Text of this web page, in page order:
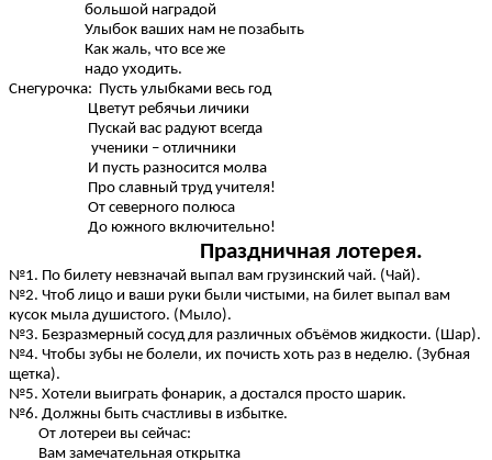
большой наградой
Улыбок ваших нам не позабыть
Как жаль, что все же
надо уходить.
Снегурочка: Пусть улыбками весь год
Цветут ребячьи личики
Пускай вас радуют всегда
ученики – отличники
И пусть разносится молва
Про славный труд учителя!
От северного полюса
До южного включительно!
Праздничная лотерея.
№1. По билету невзначай выпал вам грузинский чай. (Чай).
№2. Чтоб лицо и ваши руки были чистыми, на билет выпал вам
кусок мыла душистого. (Мыло).
№3. Безразмерный сосуд для различных объёмов жидкости. (Шар).
№4. Чтобы зубы не болели, их почисть хоть раз в неделю. (Зубная
щетка).
№5. Хотели выиграть фонарик, а достался просто шарик.
№6. Должны быть счастливы в избытке.
От лотереи вы сейчас:
Вам замечательная открытка